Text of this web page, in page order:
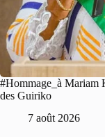
#Hommage_à Mariam
des Guiriko
7 août 2026